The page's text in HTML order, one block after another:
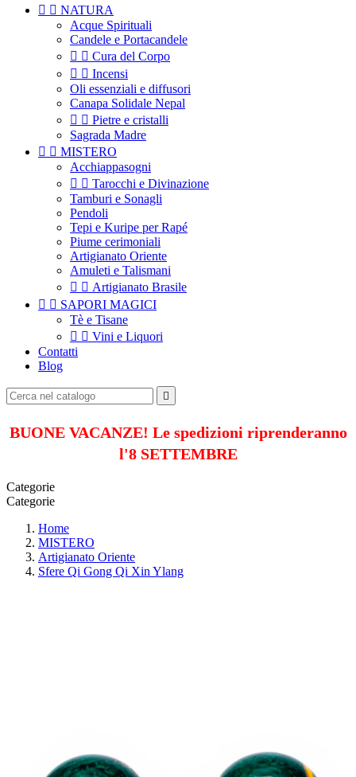
  NATURA
Acque Spirituali
Candele e Portacandele
  Cura del Corpo
  Incensi
Oli essenziali e diffusori
Canapa Solidale Nepal
  Pietre e cristalli
Sagrada Madre
  MISTERO
Acchiappasogni
  Tarocchi e Divinazione
Tamburi e Sonagli
Pendoli
Tepi e Kuripe per Rapé
Piume cerimoniali
Artigianato Oriente
Amuleti e Talismani
  Artigianato Brasile
  SAPORI MAGICI
Tè e Tisane
  Vini e Liquori
Contatti
Blog

BUONE VACANZE! Le spedizioni riprenderanno
l'8 SETTEMBRE
Categorie
Categorie
Home
MISTERO
Artigianato Oriente
Sfere Qi Gong Qi Xin Ylang